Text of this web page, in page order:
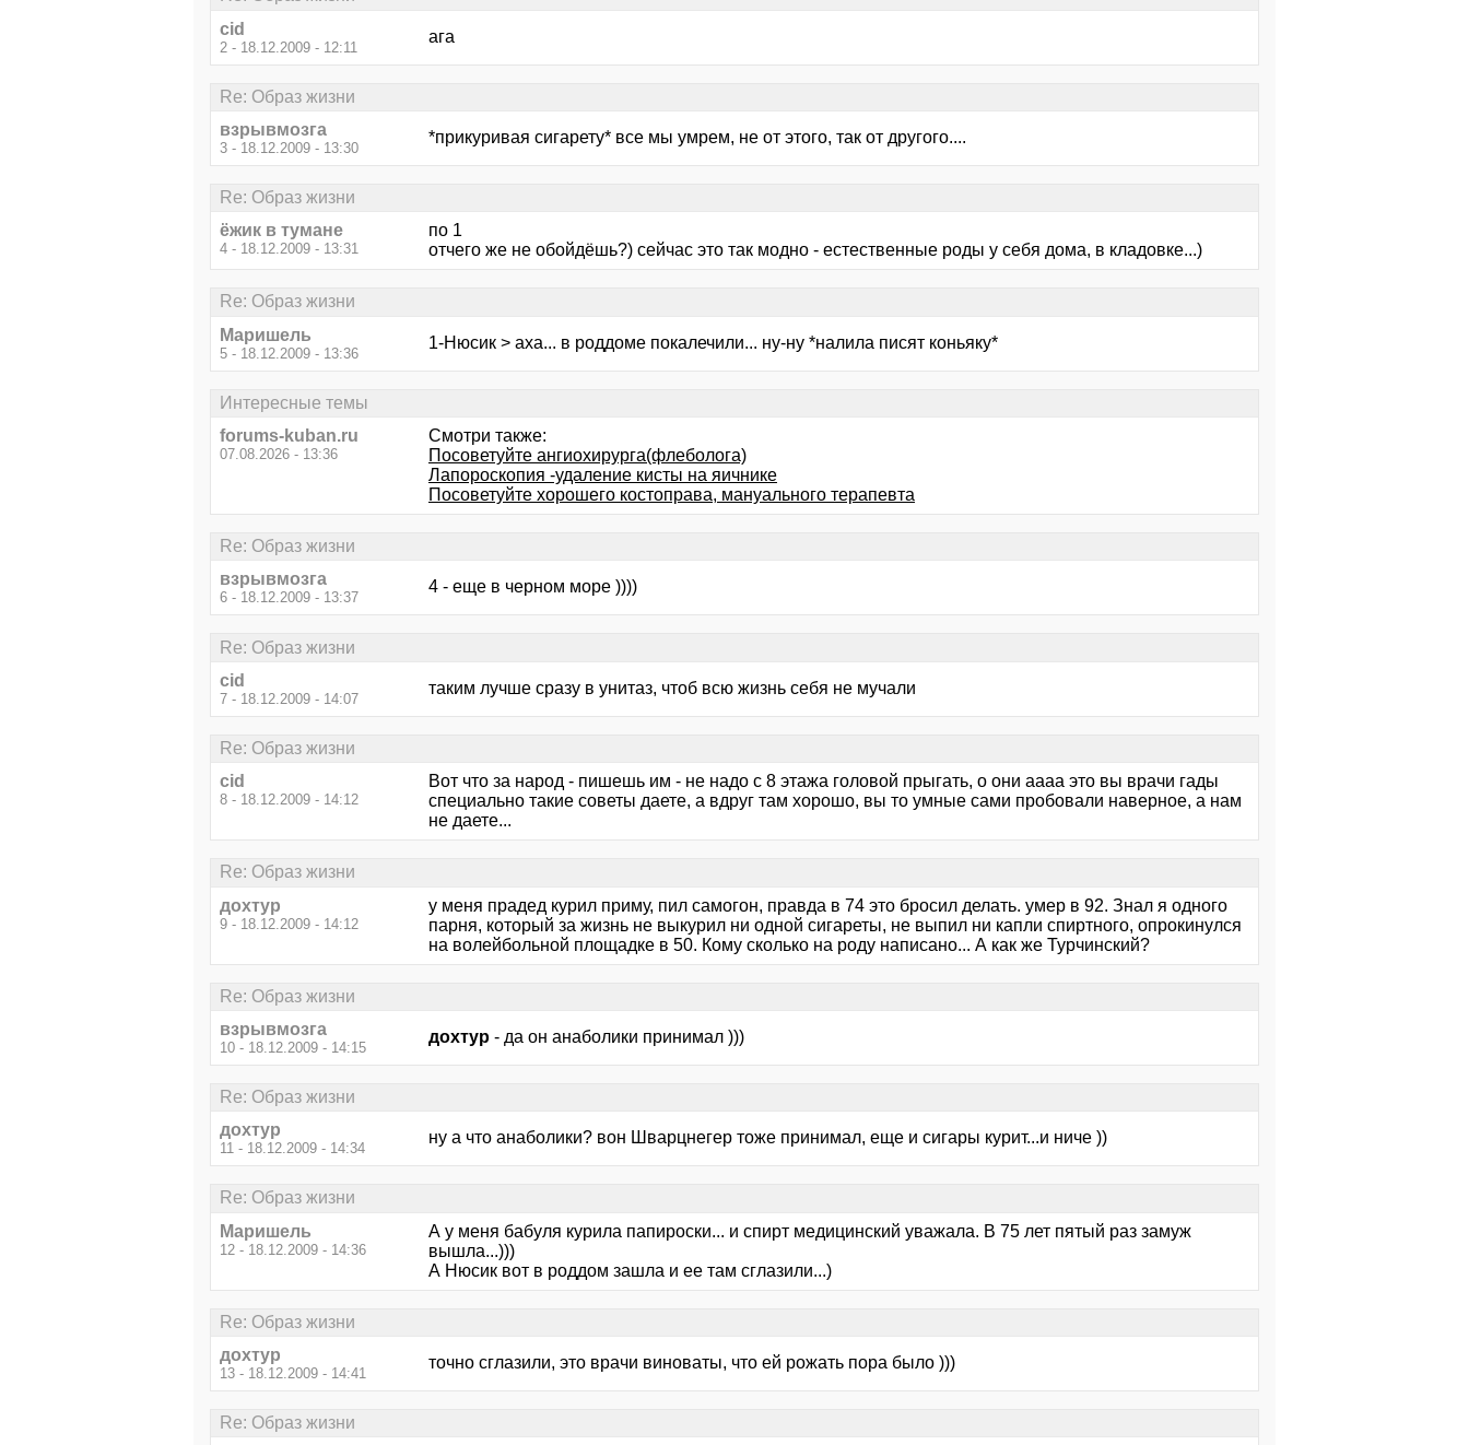
cid
2 - 18.12.2009 - 12:11
ага
Re: Образ жизни
взрывмозга
3 - 18.12.2009 - 13:30
*прикуривая сигарету* все мы умрем, не от этого, так от другого....
Re: Образ жизни
ёжик в тумане
4 - 18.12.2009 - 13:31
по 1
отчего же не обойдёшь?) сейчас это так модно - естественные роды у себя дома, в кладовке...)
Re: Образ жизни
Маришель
5 - 18.12.2009 - 13:36
1-Нюсик > аха... в роддоме покалечили... ну-ну *налила писят коньяку*
Интересные темы
forums-kuban.ru
07.08.2026 - 13:36
Смотри также:
Посоветуйте ангиохирурга(флеболога)
Лапороскопия -удаление кисты на яичнике
Посоветуйте хорошего костоправа, мануального терапевта
Re: Образ жизни
взрывмозга
6 - 18.12.2009 - 13:37
4 - еще в черном море ))))
Re: Образ жизни
cid
7 - 18.12.2009 - 14:07
таким лучше сразу в унитаз, чтоб всю жизнь себя не мучали
Re: Образ жизни
cid
8 - 18.12.2009 - 14:12
Вот что за народ - пишешь им - не надо с 8 этажа головой прыгать, о они аааа это вы врачи гады
специально такие советы даете, а вдруг там хорошо, вы то умные сами пробовали наверное, а нам
не даете...
Re: Образ жизни
дохтур
9 - 18.12.2009 - 14:12
у меня прадед курил приму, пил самогон, правда в 74 это бросил делать. умер в 92. Знал я одного
парня, который за жизнь не выкурил ни одной сигареты, не выпил ни капли спиртного, опрокинулся
на волейбольной площадке в 50. Кому сколько на роду написано... А как же Турчинский?
Re: Образ жизни
взрывмозга
10 - 18.12.2009 - 14:15
дохтур - да он анаболики принимал )))
Re: Образ жизни
дохтур
11 - 18.12.2009 - 14:34
ну а что анаболики? вон Шварцнегер тоже принимал, еще и сигары курит...и ниче ))
Re: Образ жизни
Маришель
12 - 18.12.2009 - 14:36
А у меня бабуля курила папироски... и спирт медицинский уважала. В 75 лет пятый раз замуж
вышла...)))
А Нюсик вот в роддом зашла и ее там сглазили...)
Re: Образ жизни
дохтур
13 - 18.12.2009 - 14:41
точно сглазили, это врачи виноваты, что ей рожать пора было )))
Re: Образ жизни